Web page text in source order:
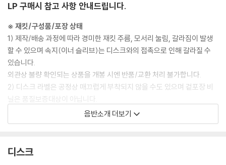
LP 구매시 참고 사항 안내드립니다.
※ 재킷/구성품/포장 상태
1) 제작/배송 과정에 따라 경미한 재킷 주름, 모서리 눌림, 갈라짐이 발생
할 수 있으며 속지(이너 슬리브)는 디스크와의 접촉으로 인해 갈라질 수
있습니다.
외관상 불량 확인되는 상품을 개봉 시엔 반품/교환 처리 불가합니다.
2) 디스크 라벨은 공정상 매끄럽게 부착되지 않을 수도 있으며 겉포장 비
닐은 품질보증대상이 아닙니다.
3) 일본 제작 LP는 대부분 겉비닐이 밀봉되어 있지 않습니다.
4) 디지털 다운로드 코드는 본사에서 공지 없이 증정 종료될 수 있습니다.
※ 재생 불량
1) 침압 조절 기능이 없는 턴테이블을 사용하시는 경우, (주로 올인원 형태
음반소개 더보기
디스크